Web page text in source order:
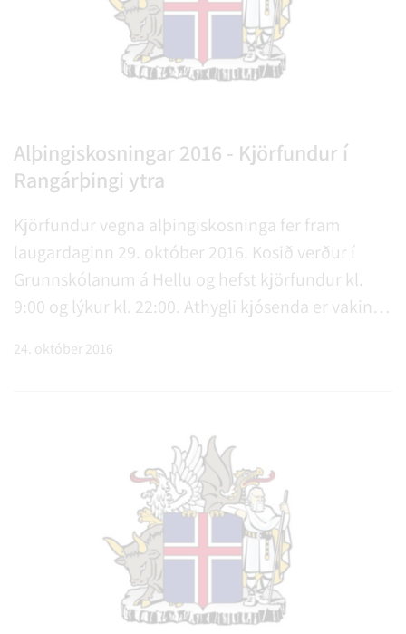
Alþingiskosningar 2016 - Kjörfundur í
Rangárþingi ytra
Kjörfundur vegna alþingiskosninga fer fram
laugardaginn 29. október 2016. Kosið verður í
Grunnskólanum á Hellu og hefst kjörfundur kl.
9:00 og lýkur kl. 22:00. Athygli kjósenda er vakin á
24. október 2016